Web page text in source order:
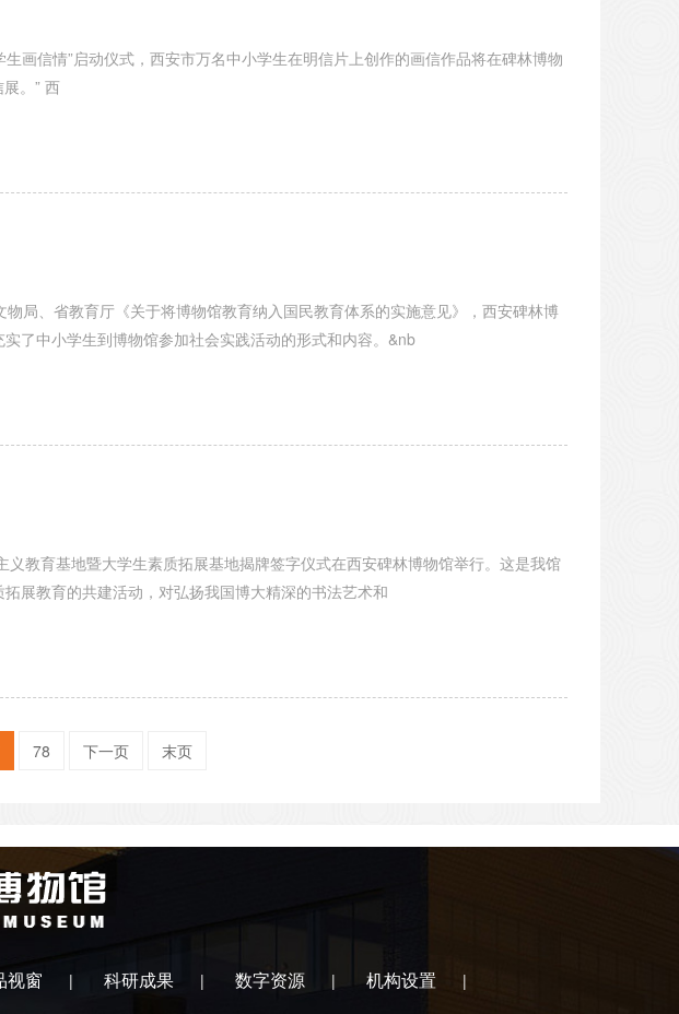
画信情”启动仪式，西安市万名中小学生在明信片上创作的画信作品将在碑林博物
馆展出，并于8月在北京参加“北京奥运会世界百万画信展。” 西
局、省教育厅《关于将博物馆教育纳入国民教育体系的实施意见》，西安碑林博
了中小学生到博物馆参加社会实践活动的形式和内容。&nb
教育基地暨大学生素质拓展基地揭牌签字仪式在西安碑林博物馆举行。这是我馆
展教育的共建活动，对弘扬我国博大精深的书法艺术和
78 下一页 末页
视窗 | 科研成果 | 数字资源 | 机构设置 |